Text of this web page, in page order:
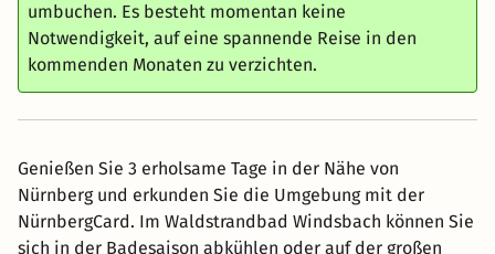
umbuchen. Es besteht momentan keine
Notwendigkeit, auf eine spannende Reise in den
kommenden Monaten zu verzichten.
Genießen Sie 3 erholsame Tage in der Nähe von
Nürnberg und erkunden Sie die Umgebung mit der
NürnbergCard. Im Waldstrandbad Windsbach können Sie
sich in der Badesaison abkühlen oder auf der großen